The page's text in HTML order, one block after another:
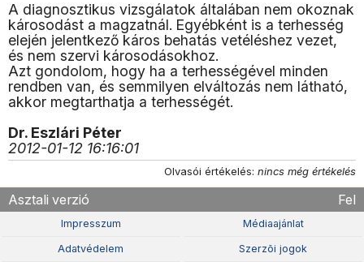
A diagnosztikus vizsgálatok általában nem okoznak
károsodást a magzatnál. Egyébként is a terhesség
elején jelentkező káros behatás vetéléshez vezet,
és nem szervi károsodásokhoz.
Azt gondolom, hogy ha a terhességével minden
rendben van, és semmilyen elváltozás nem látható,
akkor megtarthatja a terhességét.
Dr. Eszlári Péter
2012-01-12 16:16:01
Olvasói értékelés: nincs még értékelés
Asztali verzió Fel
Impresszum Médiaajánlat
Adatvédelem Szerzõi jogok